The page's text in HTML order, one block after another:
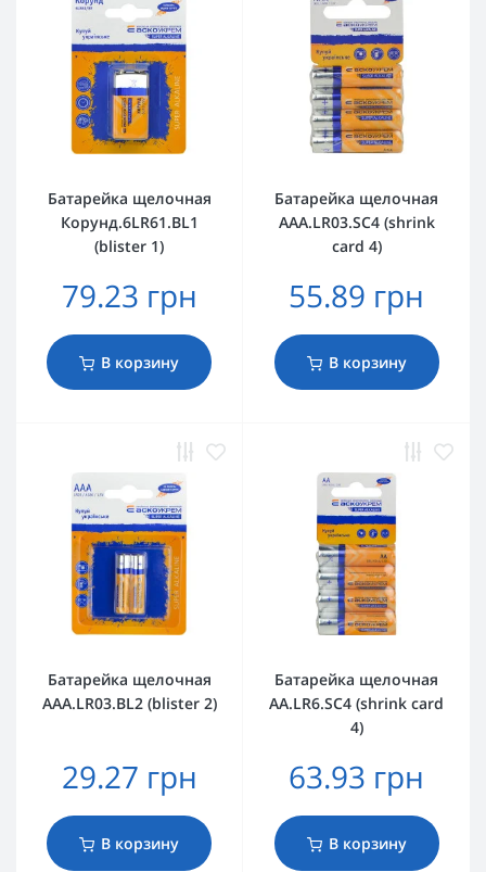
Батарейка щелочная
Корунд.6LR61.BL1
(blister 1)
79.23 грн
В корзину
Батарейка щелочная
AАА.LR03.SC4 (shrink
card 4)
55.89 грн
В корзину
Батарейка щелочная
AАА.LR03.BL2 (blister 2)
29.27 грн
В корзину
Батарейка щелочная
AА.LR6.SC4 (shrink card
4)
63.93 грн
В корзину